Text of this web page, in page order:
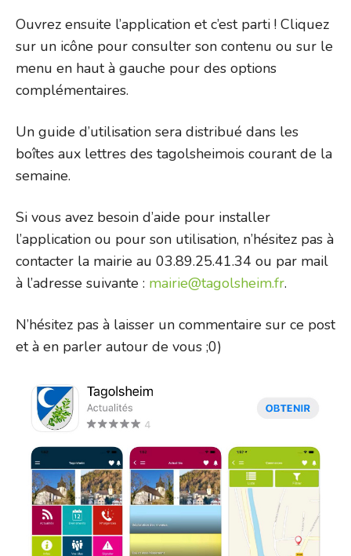
Ouvrez ensuite l’application et c’est parti ! Cliquez
sur un icône pour consulter son contenu ou sur le
menu en haut à gauche pour des options
complémentaires.
Un guide d’utilisation sera distribué dans les
boîtes aux lettres des tagolsheimois courant de la
semaine.
Si vous avez besoin d’aide pour installer
l’application ou pour son utilisation, n’hésitez pas à
contacter la mairie au 03.89.25.41.34 ou par mail
à l’adresse suivante : mairie@tagolsheim.fr.
N’hésitez pas à laisser un commentaire sur ce post
et à en parler autour de vous ;0)